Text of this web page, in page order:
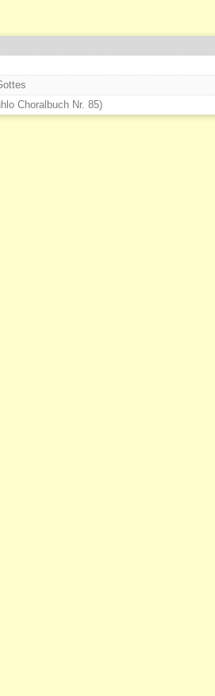
Choralbuch Nr. 85)